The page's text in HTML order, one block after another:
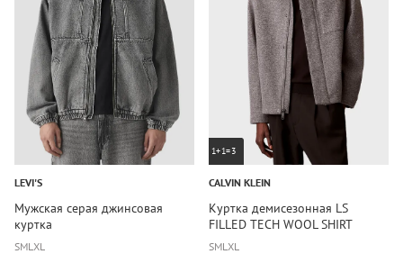
LEVI'S
Мужская серая джинсовая
куртка
SMLXL
1+1=3
CALVIN KLEIN
Куртка демисезонная LS
FILLED TECH WOOL SHIRT
JACKET
SMLXL